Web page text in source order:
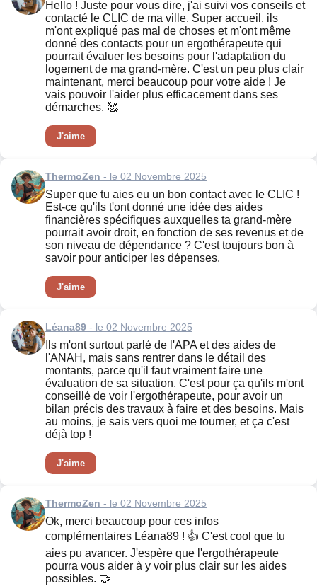
Hello ! Juste pour vous dire, j'ai suivi vos conseils et
contacté le CLIC de ma ville. Super accueil, ils
m'ont expliqué pas mal de choses et m'ont même
donné des contacts pour un ergothérapeute qui
pourrait évaluer les besoins pour l'adaptation du
logement de ma grand-mère. C'est un peu plus clair
maintenant, merci beaucoup pour votre aide ! Je
vais pouvoir l'aider plus efficacement dans ses
démarches. 🥰
J'aime
ThermoZen - le 02 Novembre 2025
Super que tu aies eu un bon contact avec le CLIC !
Est-ce qu'ils t'ont donné une idée des aides
financières spécifiques auxquelles ta grand-mère
pourrait avoir droit, en fonction de ses revenus et de
son niveau de dépendance ? C'est toujours bon à
savoir pour anticiper les dépenses.
J'aime
Léana89 - le 02 Novembre 2025
Ils m'ont surtout parlé de l'APA et des aides de
l'ANAH, mais sans rentrer dans le détail des
montants, parce qu'il faut vraiment faire une
évaluation de sa situation. C'est pour ça qu'ils m'ont
conseillé de voir l'ergothérapeute, pour avoir un
bilan précis des travaux à faire et des besoins. Mais
au moins, je sais vers quoi me tourner, et ça c'est
déjà top !
J'aime
ThermoZen - le 02 Novembre 2025
Ok, merci beaucoup pour ces infos
complémentaires Léana89 ! 👍 C'est cool que tu
aies pu avancer. J'espère que l'ergothérapeute
pourra vous aider à y voir plus clair sur les aides
possibles. 🤝